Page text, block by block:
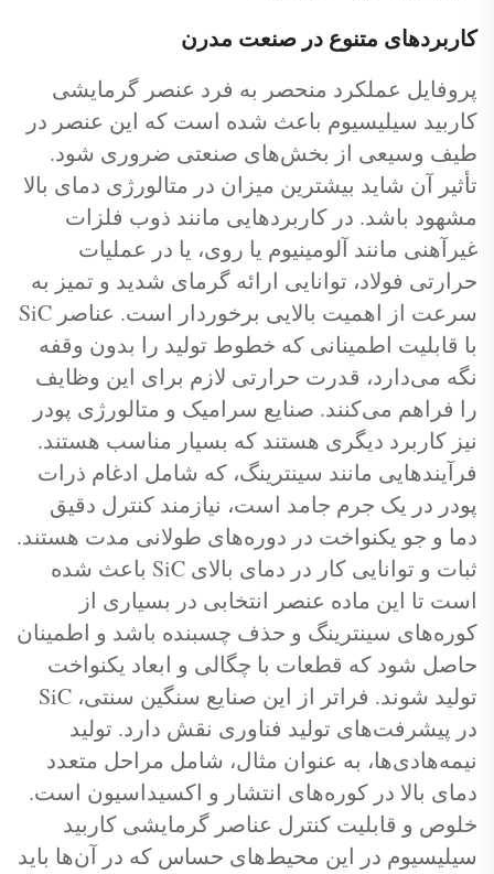
کاربردهای متنوع در صنعت مدرن
پروفایل عملکرد منحصر به فرد عنصر گرمایشی
کاربید سیلیسیوم باعث شده است که این عنصر در
طیف وسیعی از بخش‌های صنعتی ضروری شود.
تأثیر آن شاید بیشترین میزان در متالورژی دمای بالا
مشهود باشد. در کاربردهایی مانند ذوب فلزات
غیرآهنی مانند آلومینیوم یا روی، یا در عملیات
حرارتی فولاد، توانایی ارائه گرمای شدید و تمیز به
سرعت از اهمیت بالایی برخوردار است. عناصر SiC
با قابلیت اطمینانی که خطوط تولید را بدون وقفه
نگه می‌دارد، قدرت حرارتی لازم برای این وظایف
را فراهم می‌کنند. صنایع سرامیک و متالورژی پودر
نیز کاربرد دیگری هستند که بسیار مناسب هستند.
فرآیندهایی مانند سینترینگ، که شامل ادغام ذرات
پودر در یک جرم جامد است، نیازمند کنترل دقیق
دما و جو یکنواخت در دوره‌های طولانی مدت هستند.
ثبات و توانایی کار در دمای بالای SiC باعث شده
است تا این ماده عنصر انتخابی در بسیاری از
کوره‌های سینترینگ و حذف چسبنده باشد و اطمینان
حاصل شود که قطعات با چگالی و ابعاد یکنواخت
تولید شوند. فراتر از این صنایع سنگین سنتی، SiC
در پیشرفت‌های تولید فناوری نقش دارد. تولید
نیمه‌هادی‌ها، به عنوان مثال، شامل مراحل متعدد
دمای بالا در کوره‌های انتشار و اکسیداسیون است.
خلوص و قابلیت کنترل عناصر گرمایشی کاربید
سیلیسیوم در این محیط‌های حساس که در آن‌ها باید